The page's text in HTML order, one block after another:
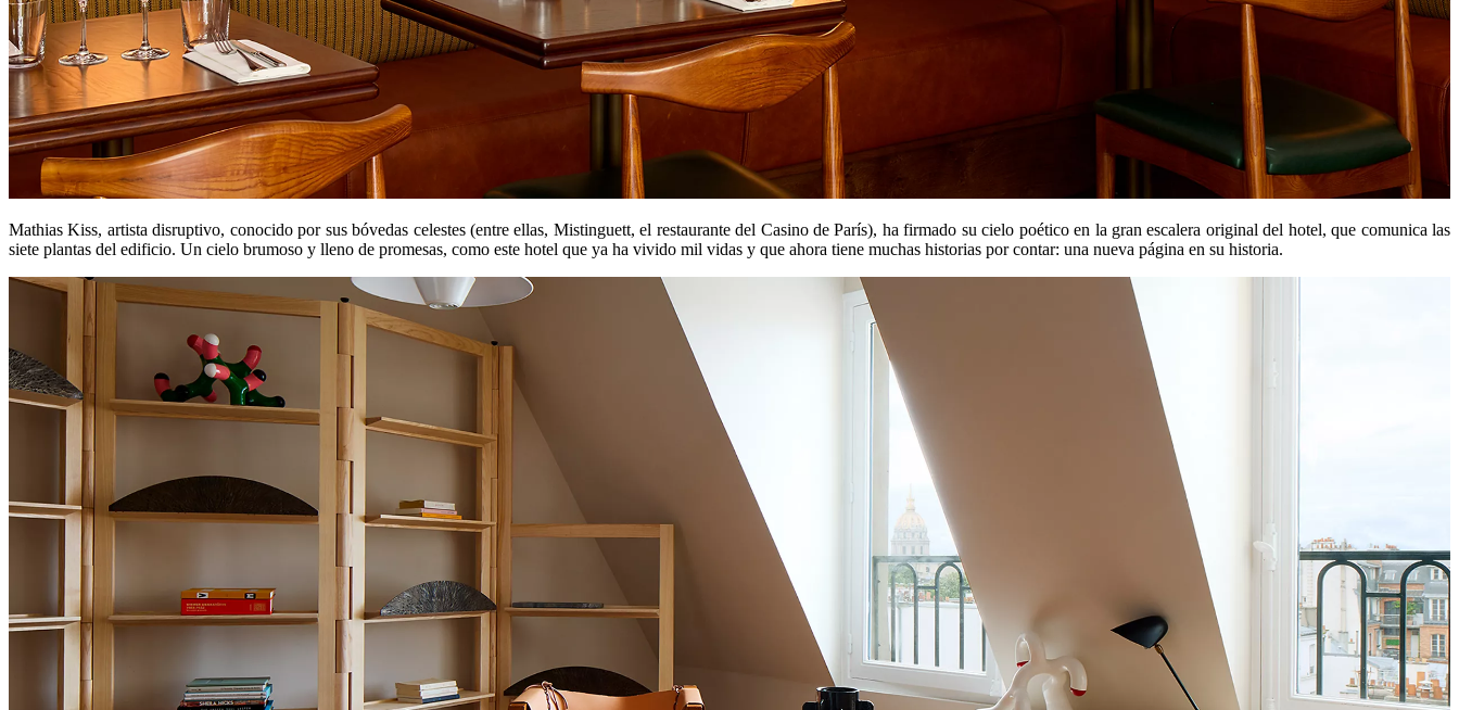
Mathias Kiss, artista disruptivo, conocido por sus bóvedas celestes (entre ellas, Mistinguett, el restaurante del Casino de París), ha firmado su cielo poético en la gran escalera original del hotel, que comunica las
siete plantas del edificio. Un cielo brumoso y lleno de promesas, como este hotel que ya ha vivido mil vidas y que ahora tiene muchas historias por contar: una nueva página en su historia.